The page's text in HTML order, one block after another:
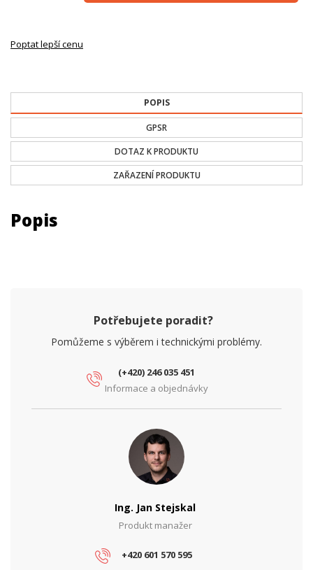
Poptat lepší cenu
POPIS
GPSR
DOTAZ K PRODUKTU
ZAŘAZENÍ PRODUKTU
Popis
Potřebujete poradit?
Pomůžeme s výběrem i technickými problémy.
(+420) 246 035 451
Informace a objednávky
Ing. Jan Stejskal
Produkt manažer
+420 601 570 595